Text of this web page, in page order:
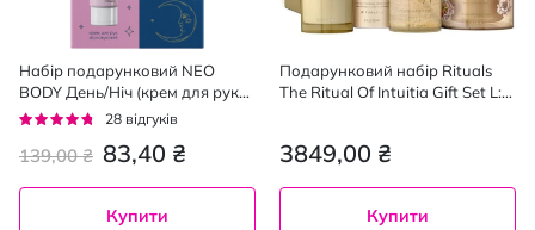
Набір подарунковий NEO
BODY День/Ніч (крем для рук
зволожуючий 75 мл + крем
для рук живильний 75 мл)
Рейтинг:
28 відгуків
83,40 ₴
139,00 ₴
Купити
Подарунковий набір Rituals
The Ritual Of Intuitia Gift Set L:
3849,00 ₴
Купити